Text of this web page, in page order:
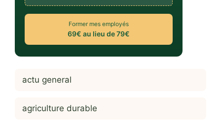
Former mes employés
69€ au lieu de 79€
actu general
agriculture durable